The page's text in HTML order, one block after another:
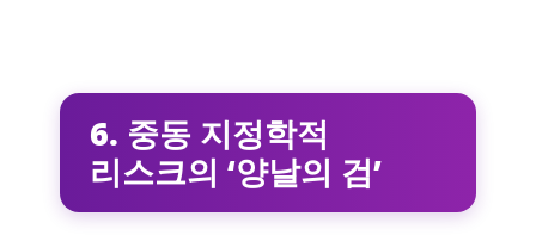
6. 중동 지정학적
리스크의 ‘양날의 검’